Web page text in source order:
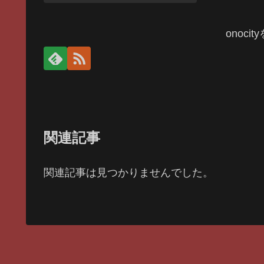
onocity
関連記事
関連記事は見つかりませんでした。